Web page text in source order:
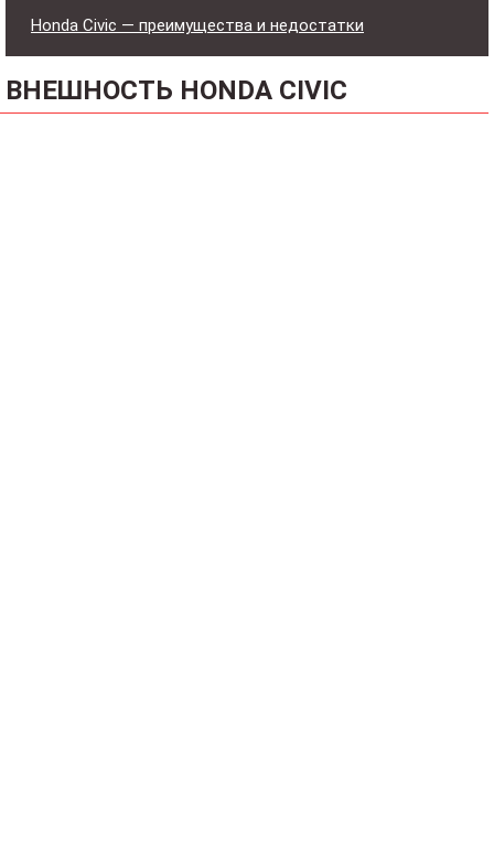
Honda Civic — преимущества и недостатки
ВНЕШНОСТЬ HONDA CIVIC